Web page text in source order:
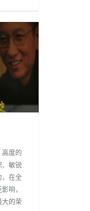
度的
、敏锐
，在全
响，
大的荣